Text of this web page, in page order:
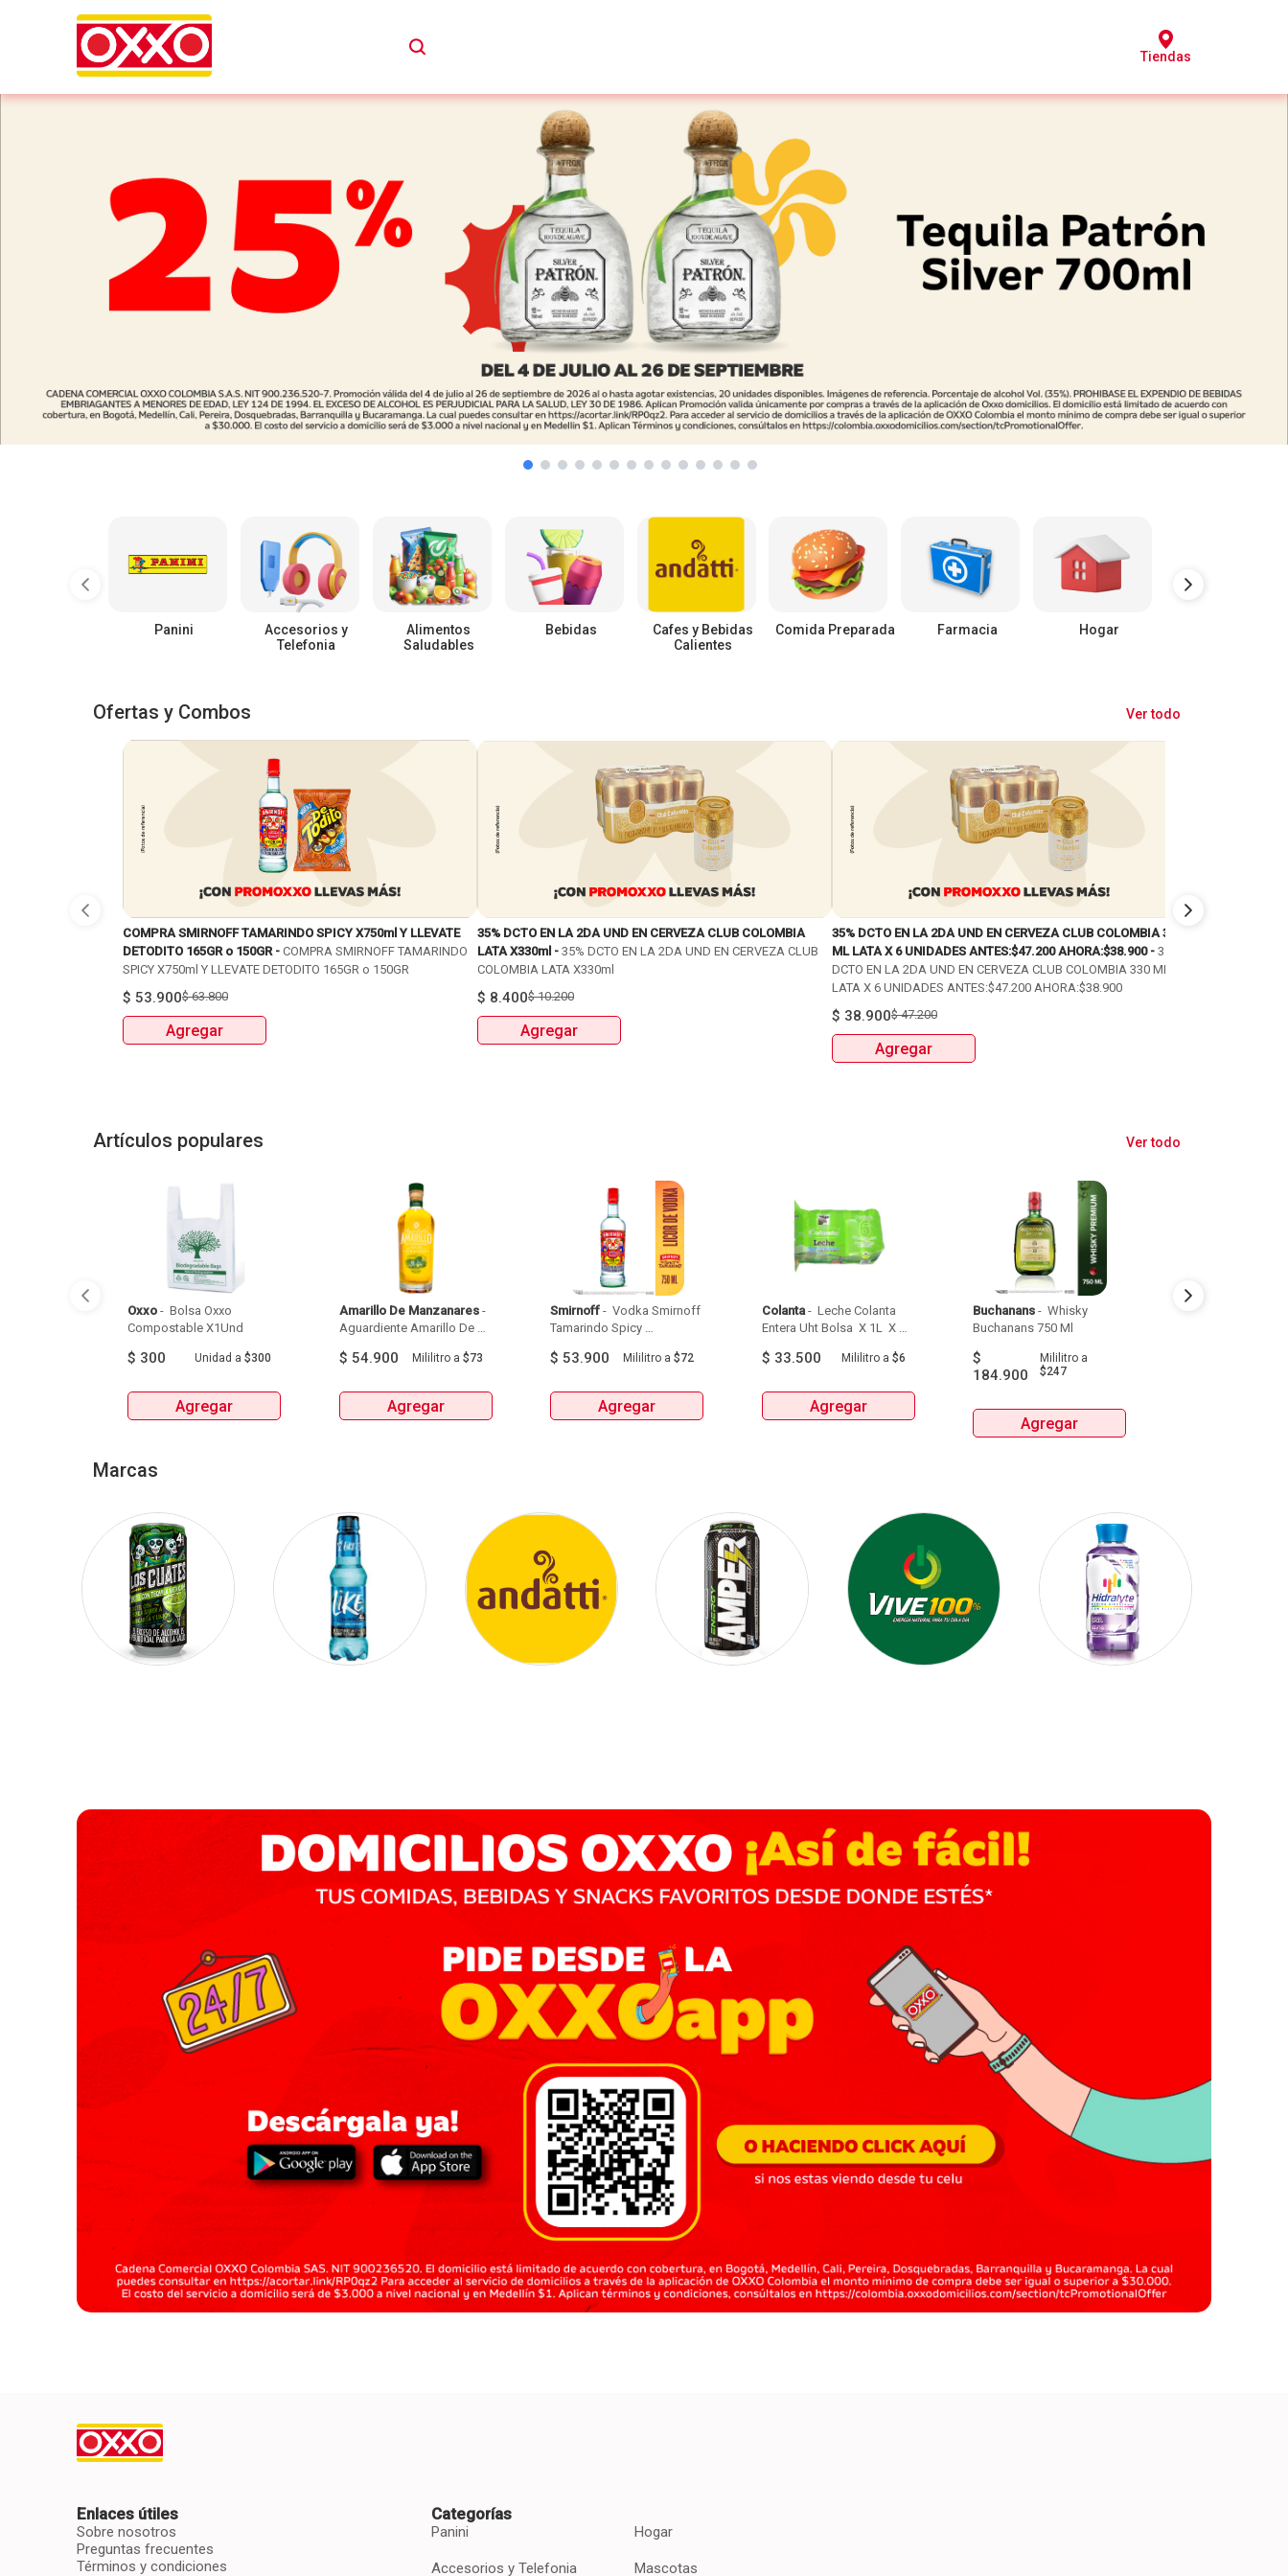
Tiendas
Panini
Accesorios y
Telefonia
Alimentos
Saludables
Bebidas
Cafes y Bebidas
Calientes
Comida Preparada Farmacia Hogar
Ofertas y Combos Ver todo
COMPRA SMIRNOFF TAMARINDO SPICY X750ml Y LLEVATE
DETODITO 165GR o 150GR - COMPRA SMIRNOFF TAMARINDO
SPICY X750ml Y LLEVATE DETODITO 165GR o 150GR
$ 53.900$63.800
Agregar
35% DCTO EN LA 2DA UND EN CERVEZA CLUB COLOMBIA
LATA X330ml - 35% DCTO EN LA 2DA UND EN CERVEZA CLUB
COLOMBIA LATA X330ml
$ 8.400$10.200
Agregar
35% DCTO EN LA 2DA UND EN CERVEZA CLUB COLOMBIA 330
ML LATA X 6 UNIDADES ANTES:$47.200 AHORA:$38.900 - 35%
DCTO EN LA 2DA UND EN CERVEZA CLUB COLOMBIA 330 ML
LATA X 6 UNIDADES ANTES:$47.200 AHORA:$38.900
$ 38.900$47.200
Agregar
Artículos populares Ver todo
Oxxo - Bolsa Oxxo
$ 300 Unidad a $300
Agregar
Amarillo De Manzanares -
Aguardiente Amarillo De
$ 54.900 Mililitroa $73
Agregar
Smirnoff - Vodka Smirnoff
Tamarindo Spicy
$ 53.900 Mililitro a$72
Agregar
Colanta - Leche Colanta
Entera Uht Bolsa  X 1L  X
$ 33.500 Mililitroa $6
Agregar
Buchanans - Whisky
$
184.900
Mililitro a
$247
Agregar
Marcas
Enlaces útiles
Sobre nosotros
Preguntas frecuentes
Términos y condiciones
Categorías
Panini
Accesorios y Telefonia
Hogar
Mascotas